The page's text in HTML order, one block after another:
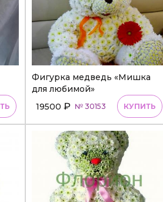
Фигурка медведь «Мишка
для любимой»
19500 ₽ № 30153 КУПИТЬ